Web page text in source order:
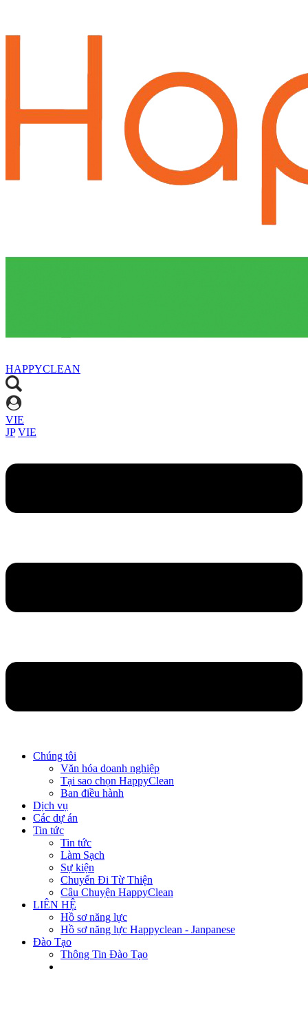
HAPPYCLEAN
VIE
JP VIE
Chúng tôi
Văn hóa doanh nghiệp
Tại sao chọn HappyClean
Ban điều hành
Dịch vụ
Các dự án
Tin tức
Tin tức
Làm Sạch
Sự kiện
Chuyến Đi Từ Thiện
Câu Chuyện HappyClean
LIÊN HỆ
Hồ sơ năng lực
Hồ sơ năng lực Happyclean - Janpanese
Đào Tạo
Thông Tin Đào Tạo